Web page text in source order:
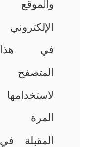
والموقع
الإلكتروني
في هذا
المتصفح
لاستخدامها
المرة
المقبلة في